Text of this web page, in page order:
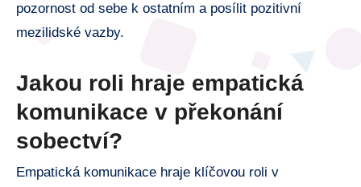
pozornost od sebe k ostatním a posílit pozitivní
mezilidské vazby.
Jakou roli hraje empatická
komunikace v překonání
sobectví?
Empatická komunikace hraje klíčovou roli v